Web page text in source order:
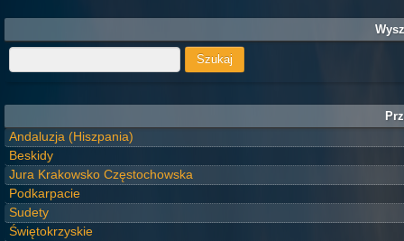
Andaluzja (Hiszpania)
Beskidy
Jura Krakowsko Częstochowska
Podkarpacie
Sudety
Świętokrzyskie